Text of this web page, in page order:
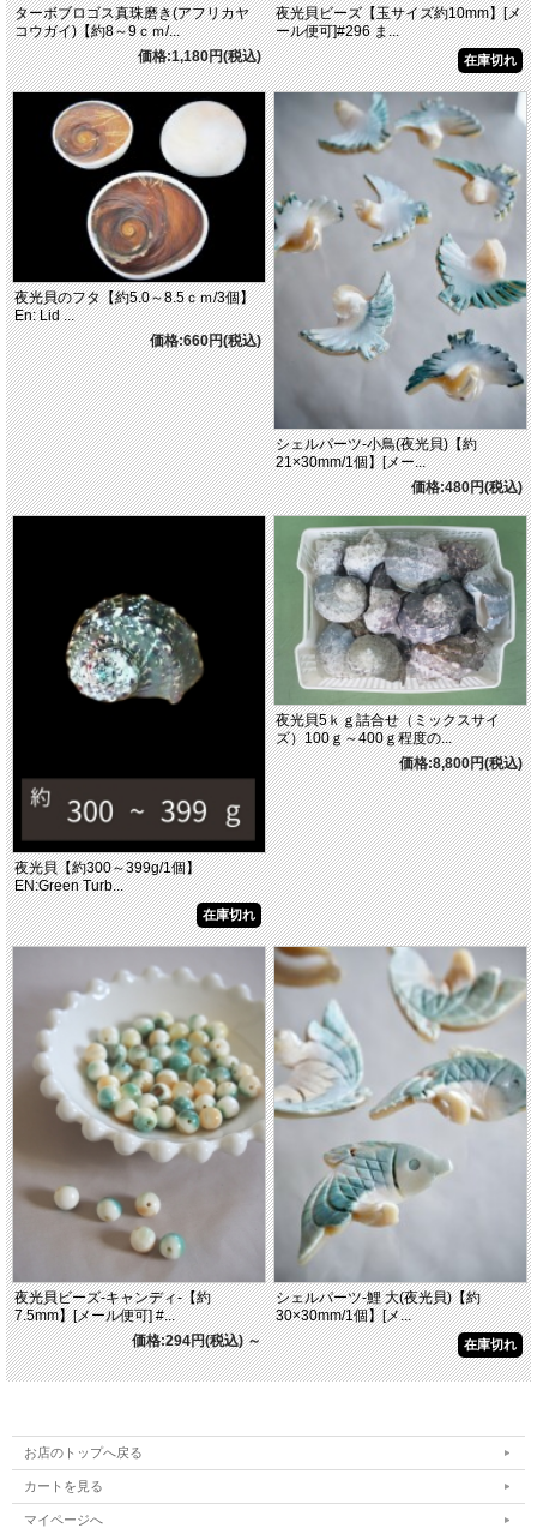
ターボブロゴス真珠磨き(アフリカヤ
コウガイ)【約8～9ｃｍ/...
価格:1,180円(税込)
夜光貝ビーズ【玉サイズ約10mm】[メ
ール便可]#296 ま...
在庫切れ
夜光貝のフタ【約5.0～8.5ｃｍ/3個】
En: Lid ...
価格:660円(税込)
シェルパーツ-小鳥(夜光貝)【約
21×30mm/1個】[メー...
価格:480円(税込)
夜光貝【約300～399g/1個】
EN:Green Turb...
在庫切れ
夜光貝5ｋｇ詰合せ（ミックスサイ
ズ）100ｇ～400ｇ程度の...
価格:8,800円(税込)
夜光貝ビーズ-キャンディ-【約
7.5mm】[メール便可] #...
価格:294円(税込)～
シェルパーツ-鯉 大(夜光貝)【約
30×30mm/1個】[メ...
在庫切れ
お店のトップへ戻る
カートを見る
マイページへ